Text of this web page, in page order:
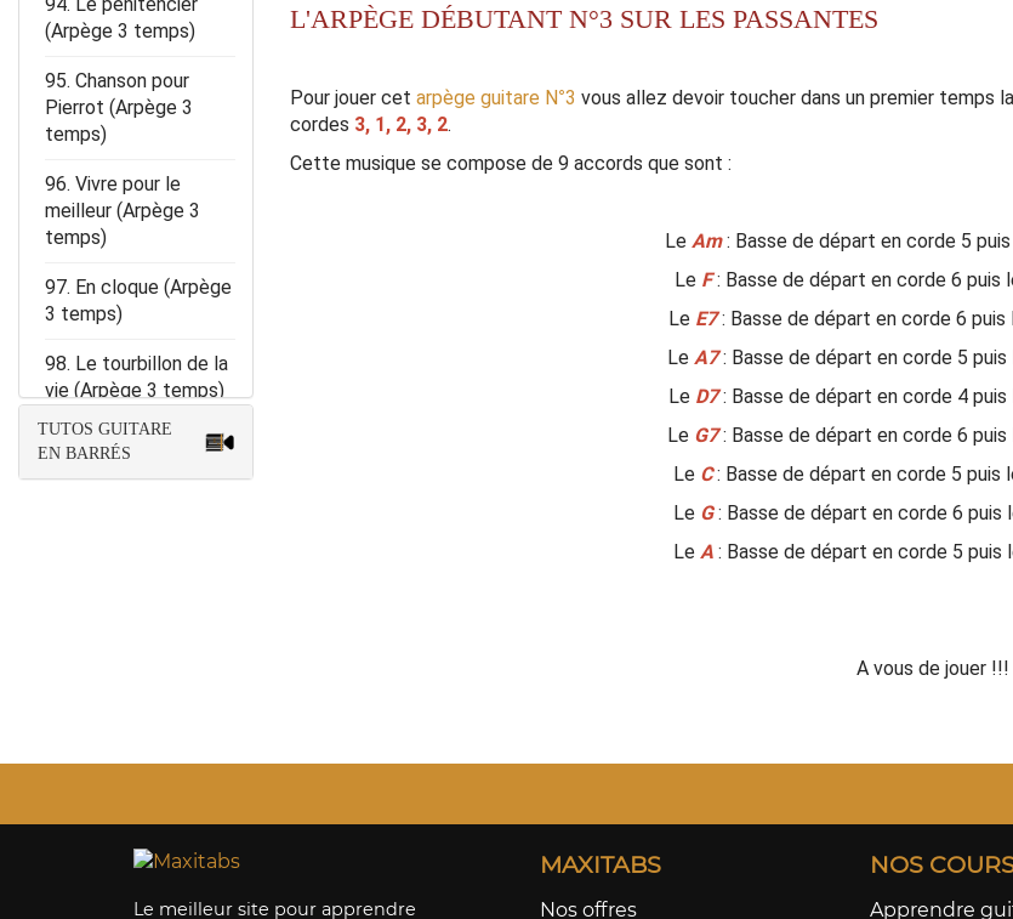
L'ARPÈGE DÉBUTANT N°3 SUR LES PASSANTES
Pour jouer cet arpège guitare N°3 vous allez devoir toucher dans un premier temps
cordes 3, 1, 2, 3, 2.
Cette musique se compose de 9 accords que sont :
Le Am: Basse de départ en corde 5 puis
Le F: Basse de départ en corde 6 puis
Le E7: Basse de départ en corde 6 puis
Le A7: Basse de départ en corde 5 puis
Le D7: Basse de départ en corde 4 puis
Le G7: Basse de départ en corde 6 puis
Le C: Basse de départ en corde 5 puis
Le G: Basse de départ en corde 6 puis
Le A: Basse de départ en corde 5 puis
A vous de jouer !!!
94. Le pénitencier
(Arpège 3 temps)
95. Chanson pour
Pierrot (Arpège 3
temps)
96. Vivre pour le
meilleur (Arpège 3
temps)
97. En cloque (Arpège
3 temps)
98. Le tourbillon de la
vie (Arpège 3 temps)
99. C’est extra
temps)
roses (Arpège 3
TUTOS GUITARE
EN BARRÉS
Le meilleur site pour apprendre
MAXITABS
Nos offres
NOS
Apprendre